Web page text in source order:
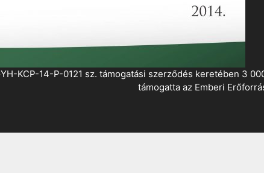
KCP-14-P-0121 sz. támogatási szerződés keretében 3
támogatta az Emberi